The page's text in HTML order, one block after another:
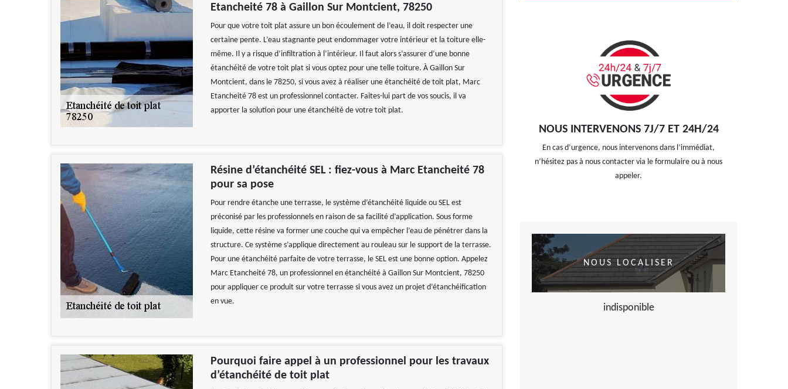
Etancheité 78 à Gaillon Sur Montcient, 78250
Pour que votre toit plat assure un bon écoulement de l’eau, il doit respecter une
certaine pente. L’eau stagnante peut endommager votre intérieur et la toiture elle-
même. Il y a risque d’infiltration à l’intérieur. Il faut alors s’assurer d’une bonne
étanchéité de votre toit plat si vous optez pour une telle toiture. À Gaillon Sur
Montcient, dans le 78250, si vous avez à réaliser une étanchéité de toit plat, Marc
Etancheité 78 est un professionnel contacter. Faites-lui part de vos soucis, il va
apporter la solution pour une étanchéité de votre toit plat.
Résine d’étanchéité SEL : fiez-vous à Marc Etancheité 78
pour sa pose
Pour rendre étanche une terrasse, le système d’étanchéité liquide ou SEL est
préconisé par les professionnels en raison de sa facilité d’application. Sous forme
liquide, cette résine va former une couche qui va empêcher l’eau de pénétrer dans la
structure. Ce système s’applique directement au rouleau sur le support de la terrasse.
Pour une étanchéité parfaite de votre terrasse, le SEL est une bonne option. Appelez
Marc Etancheité 78, un professionnel en étanchéité à Gaillon Sur Montcient, 78250
pour appliquer ce produit sur votre terrasse si vous avez un projet d’étanchéification
en vue.
Pourquoi faire appel à un professionnel pour les travaux
d’étanchéité de toit plat
NOUS INTERVENONS 7J/7 ET 24H/24
En cas d’urgence, nous intervenons dans l’immédiat,
n’hésitez pas à nous contacter via le formulaire ou à nous
appeler.
NOUS LOCALISER
indisponible